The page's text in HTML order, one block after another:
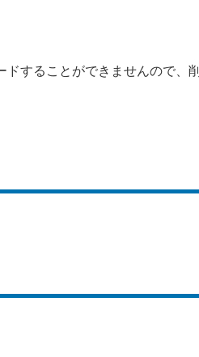
ることができませんので、削